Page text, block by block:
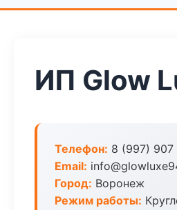
ИП Glow
Телефон: 8 (997) 907
Email:
Город: Воронеж
Режим работы: